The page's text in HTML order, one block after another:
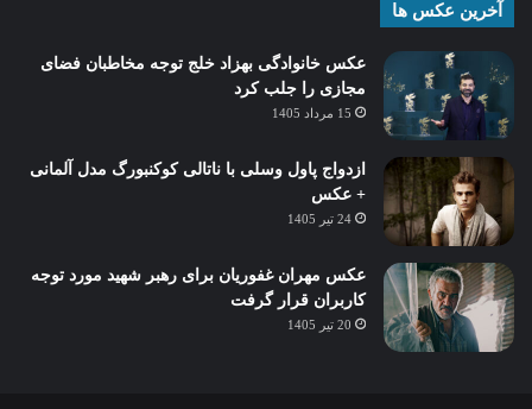
آخرین عکس ها
عکس خانوادگی بهزاد خلج توجه مخاطبان فضای
مجازی را جلب کرد
15 مرداد 1405
ازدواج پاول وسلی با ناتالی کوکنبورگ مدل آلمانی
+ عکس
24 تیر 1405
عکس مهران غفوریان برای رهبر شهید مورد توجه
کاربران قرار گرفت
20 تیر 1405